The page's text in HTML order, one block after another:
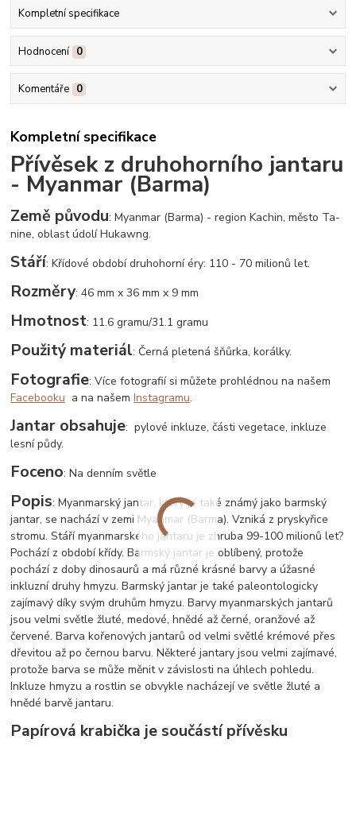
Kompletní specifikace
Hodnocení 0
Komentáře 0
Kompletní specifikace
Přívěsek z druhohorního jantaru
- Myanmar (Barma)
Země původu: Myanmar (Barma) - region Kachin, město Ta-
nine, oblast údolí Hukawng.
Stáří: Křídové období druhohorní éry: 110 - 70 milionů let.
Rozměry: 46 mm x 36 mm x 9 mm
Hmotnost: 11.6 gramu/31.1 gramu
Použitý materiál: Černá pletená šňůrka, korálky.
Fotografie: Více fotografií si můžete prohlédnou na našem
Facebooku a na našemInstagramu.
Jantar obsahuje: pylové inkluze, části vegetace, inkluze
lesní půdy.
Foceno: Na denním světle
Popis: Myanmarský jantar, který je také známý jako barmský
jantar, se nachází v zemi Myanmar (Barma). Vzniká z pryskyřice
stromu. Stáří myanmarského jantaru je zhruba 99-100 milionů let?
Pochází z období křídy. Barmský jantar je oblíbený, protože
pochází z doby dinosaurů a má různé krásné barvy a úžasné
inkluzní druhy hmyzu. Barmský jantar je také paleontologicky
zajímavý díky svým druhům hmyzu. Barvy myanmarských jantarů
jsou velmi světle žluté, medové, hnědé až černé, oranžové až
červené. Barva kořenových jantarů od velmi světlé krémové přes
dřevitou až po černou barvu. Některé jantary jsou velmi zajímavé,
protože barva se může měnit v závislosti na úhlech pohledu.
Inkluze hmyzu a rostlin se obvykle nacházejí ve světle žluté a
hnědé barvě jantaru.
Papírová krabička je součástí přívěsku